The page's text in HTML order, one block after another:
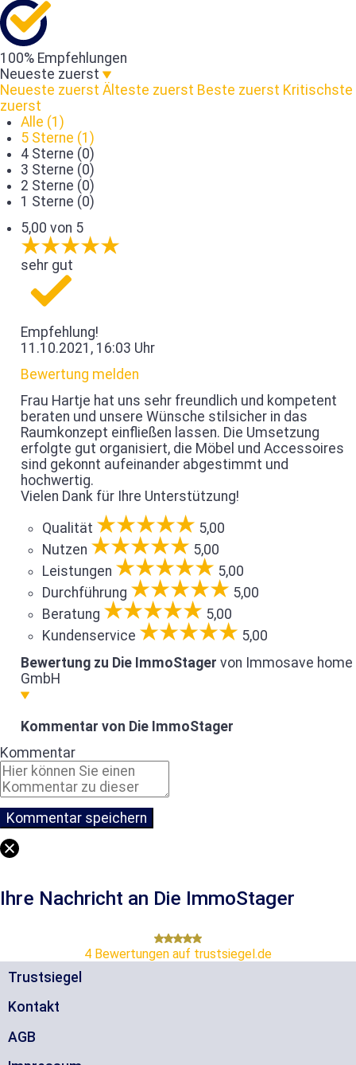
100% Empfehlungen
Neueste zuerst
Neueste zuerst Älteste zuerst Beste zuerst Kritischste
zuerst
Alle (1)
5 Sterne (1)
4 Sterne (0)
3 Sterne (0)
2 Sterne (0)
1 Sterne (0)
5,00 von 5
sehr gut
Empfehlung!
11.10.2021, 16:03 Uhr
Bewertung melden
Frau Hartje hat uns sehr freundlich und kompetent
beraten und unsere Wünsche stilsicher in das
Raumkonzept einfließen lassen. Die Umsetzung
erfolgte gut organisiert, die Möbel und Accessoires
sind gekonnt aufeinander abgestimmt und
hochwertig.
Vielen Dank für Ihre Unterstützung!
Qualität
5,00
Nutzen
5,00
Leistungen
5,00
Durchführung
5,00
Beratung
5,00
Kundenservice
5,00
Bewertung zu Die ImmoStager von Immosave home
GmbH
Kommentar von Die ImmoStager
Kommentar
Ihre Nachricht an Die ImmoStager
4 Bewertungen auf trustsiegel.de
Trustsiegel
Kontakt
AGB